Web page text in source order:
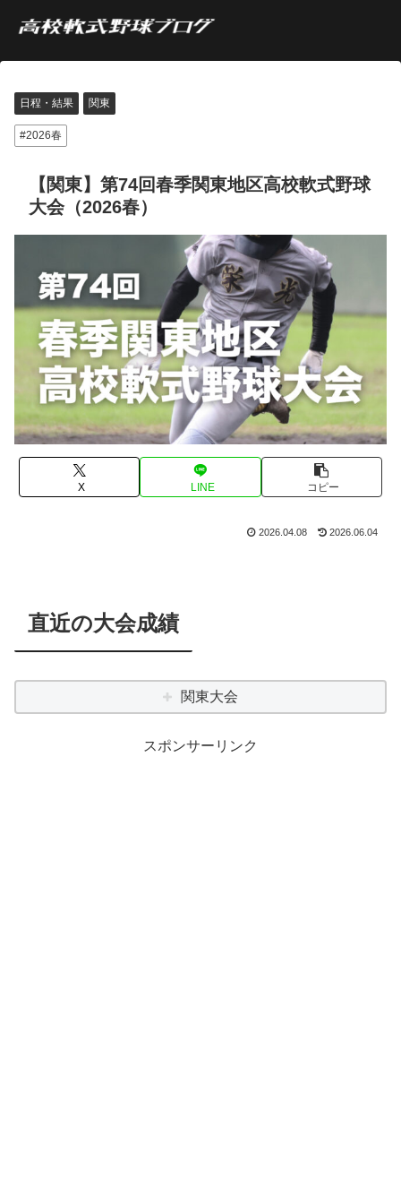
日程・結果 関東
2026春
【関東】第74回春季関東地区高校軟式野球
大会（2026春）
X LINE コピー
2026.04.08 2026.06.04
直近の大会成績
関東大会
スポンサーリンク